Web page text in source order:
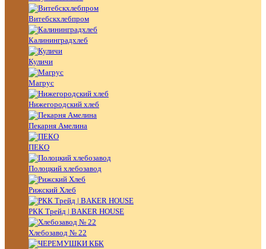
Витебскхлебпром
Калининградхлеб
Куличи
Магрус
Нижегородский хлеб
Пекарня Амелина
ПЕКО
Полоцкий хлебозавод
Рижский Хлеб
РКК Трейд | BAKER HOUSE
Хлебозавод № 22